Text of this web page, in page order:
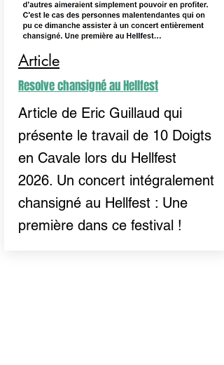
Article
Resolve chansigné au Hellfest
Article de Eric Guillaud qui
présente le travail de 10 Doigts
en Cavale lors du Hellfest
2026. Un concert intégralement
chansigné au Hellfest : Une
première dans ce festival !